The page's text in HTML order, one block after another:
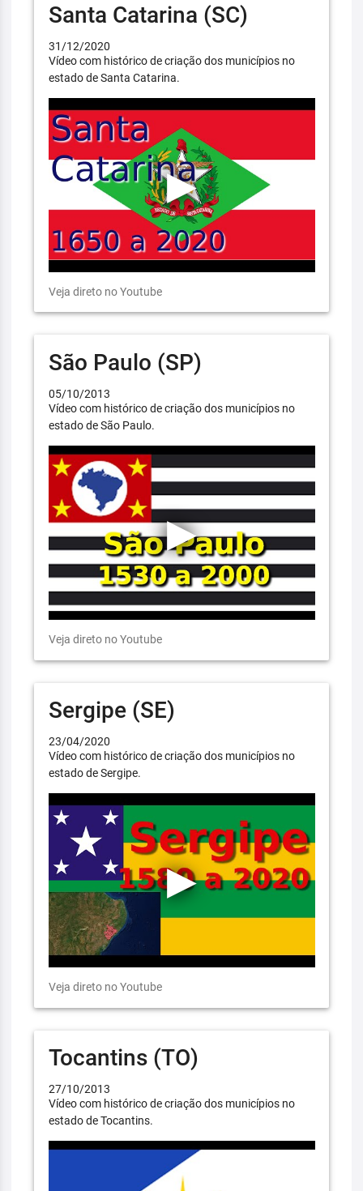
Santa Catarina (SC)
31/12/2020
Vídeo com histórico de criação dos municípios no
estado de Santa Catarina.
Veja direto no Youtube
São Paulo (SP)
05/10/2013
Vídeo com histórico de criação dos municípios no
estado de São Paulo.
Veja direto no Youtube
Sergipe (SE)
23/04/2020
Vídeo com histórico de criação dos municípios no
estado de Sergipe.
Veja direto no Youtube
Tocantins (TO)
27/10/2013
Vídeo com histórico de criação dos municípios no
estado de Tocantins.